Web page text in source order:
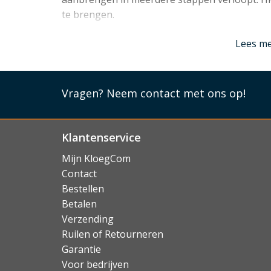
te brengen.
Lees
Lees
Vragen? Neem contact met ons op!
Klantenservice
Mijn KloegCom
Contact
Bestellen
Betalen
Verzending
Ruilen of Retourneren
Garantie
Voor bedrijven